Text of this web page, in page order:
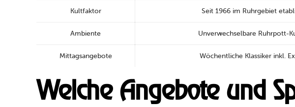
Kultfaktor Seit 1966 im Ruhrgebiet
Ambiente Unverwechselbare Ruhrpott-
Mittagsangebote Wöchentliche Klassiker inkl.
Welche Angebote und